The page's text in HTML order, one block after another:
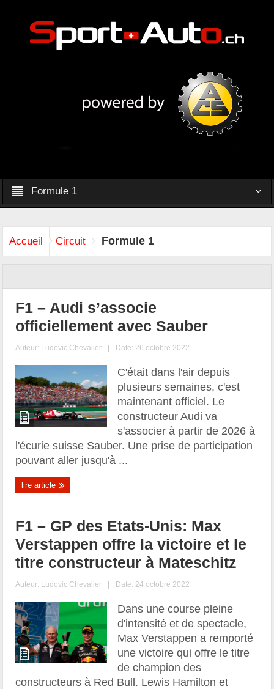
Formule 1
Accueil Circuit Formule 1
F1 – Audi s’associe
officiellement avec Sauber
Auteur: Ludovic Chevalier | Date: 26 octobre 2022
C'était dans l'air depuis
plusieurs semaines, c'est
maintenant officiel. Le
constructeur Audi va
s'associer à partir de 2026 à
l'écurie suisse Sauber. Une prise de participation
pouvant aller jusqu'à ...
lire article
F1 – GP des Etats-Unis: Max
Verstappen offre la victoire et le
titre constructeur à Mateschitz
Auteur: Ludovic Chevalier | Date: 24 octobre 2022
Dans une course pleine
d'intensité et de spectacle,
Max Verstappen a remporté
une victoire qui offre le titre
de champion des
constructeurs à Red Bull. Lewis Hamilton et